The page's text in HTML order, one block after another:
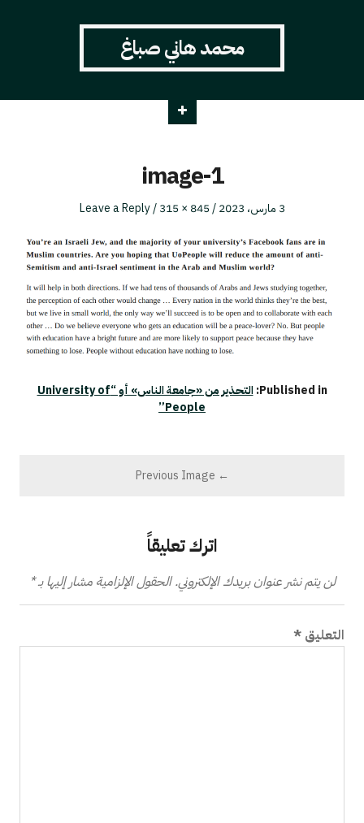
محمد هاني صباغ
image-1
Posted
3 مارس، 2023
Full
845 × 315
Leave a Reply
Published in:
التحذير من «جامعة الناس» أو “University of
People”
← Previous Image
اترك تعليقاً
لن يتم نشر عنوان بريدك الإلكتروني. الحقول الإلزامية مشار إليها بـ*
التعليق *